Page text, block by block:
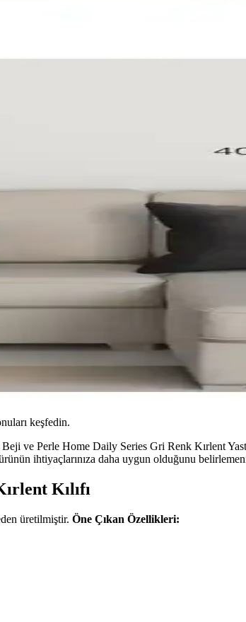
keşfedin.
ve Perle Home Daily Series Gri Renk Kırlent
ihtiyaçlarınıza daha uygun olduğunu
Kılıfı
üretilmiştir. Öne Çıkan Özellikleri: